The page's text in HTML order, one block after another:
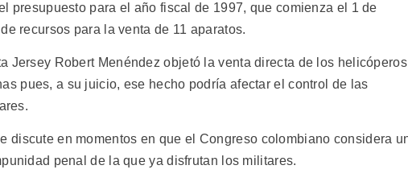
presupuesto para el año fiscal de 1997, que comienza el 1 de
recursos para la venta de 11 aparatos.
Jersey Robert Menéndez objetó la venta directa de los helicóperos
pues, a su juicio, ese hecho podría afectar el control de las
discute en momentos en que el Congreso colombiano considera
penal de la que ya disfrutan los militares.